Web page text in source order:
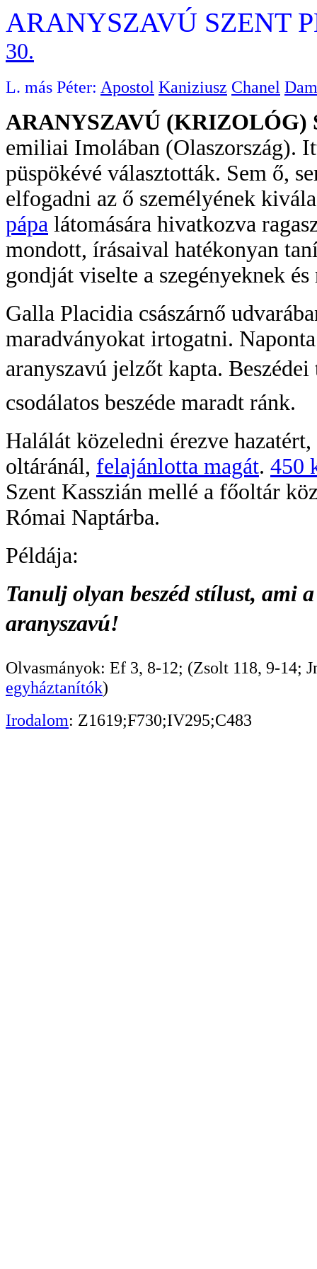
ARANYSZAVÚ SZENT
30.
L. más Péter: Apostol Kaniziusz Chanel
ARANYSZAVÚ (KRIZOLÓG)
emiliai Imolában (Olaszország).
püspökévé választották. Sem ő,
elfogadni az ő személyének
pápa látomására hivatkozva
mondott, írásaival hatékonyan
gondját viselte a szegényeknek
Galla Placidia császárnő
maradványokat irtogatni.
aranyszavú jelzőt kapta.
csodálatos beszéde maradt ránk.
Halálát közeledni érezve
oltáránál, felajánlotta magát. 450
Szent Kasszián mellé a főoltár
Római Naptárba.
Példája:
Tanulj olyan beszéd stílust, ami
aranyszavú!
Olvasmányok: Ef 3, 8-12; (Zsolt 118, 9-14;
egyháztanítók)
Irodalom: Z1619;F730;IV295;C483